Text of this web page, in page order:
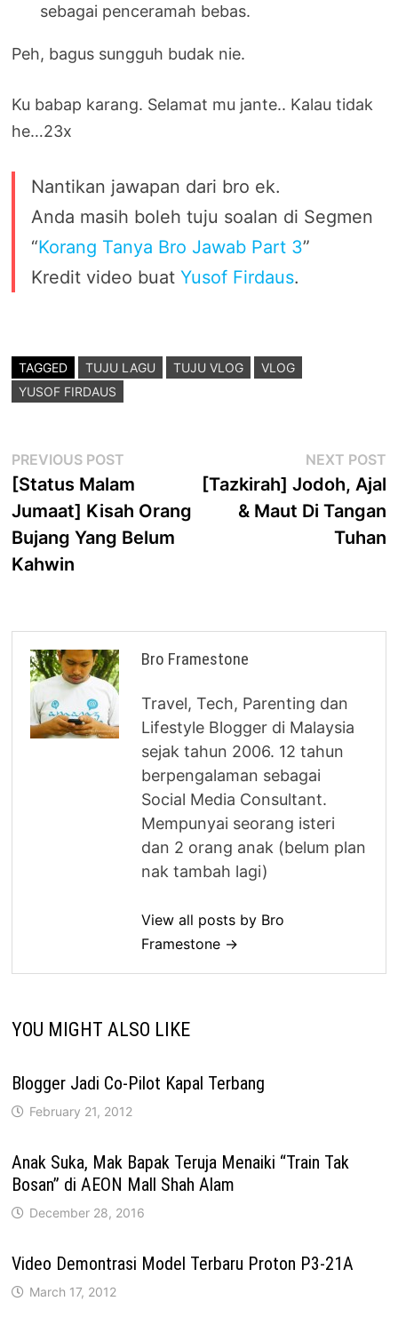
sebagai penceramah bebas.
Peh, bagus sungguh budak nie.
Ku babap karang. Selamat mu jante.. Kalau tidak
he…23x
Nantikan jawapan dari bro ek.
Anda masih boleh tuju soalan di Segmen
“Korang Tanya Bro Jawab Part 3”
Kredit video buatYusof Firdaus.
TAGGED TUJU LAGU TUJU VLOG
VLOG
YUSOF FIRDAUS
Post
navigation
PREVIOUS POST
post:
[Status Malam
Jumaat] Kisah Orang
Bujang Yang Belum
Kahwin
NEXT POST
[Tazkirah] Jodoh, Ajal
& Maut Di Tangan
Tuhan
Bro Framestone
Travel, Tech, Parenting dan
Lifestyle Blogger di Malaysia
sejak tahun 2006. 12 tahun
berpengalaman sebagai
Social Media Consultant.
Mempunyai seorang isteri
dan 2 orang anak (belum plan
nak tambah lagi)
View all posts by Bro
Framestone →
YOU MIGHT ALSO LIKE
Blogger Jadi Co-Pilot Kapal Terbang
February 21, 2012
Anak Suka, Mak Bapak Teruja Menaiki “Train Tak
Bosan” di AEON Mall Shah Alam
December 28, 2016
Video Demontrasi Model Terbaru Proton P3-21A
March 17, 2012